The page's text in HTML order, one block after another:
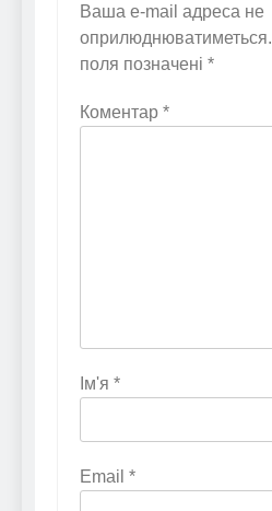
Ваша e-mail адреса не
оприлюднюватиметься.
поля позначені *
Коментар *
Ім'я *
Email *